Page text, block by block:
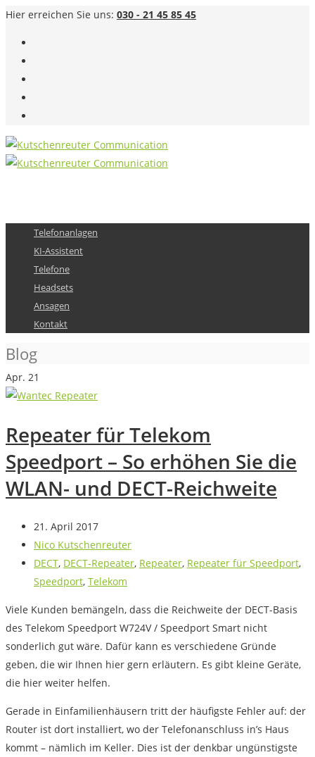
Hier erreichen Sie uns: 030 - 21 45 85 45
Telefonanlagen
KI-Assistent
Telefone
Headsets
Ansagen
Kontakt
Blog
Apr. 21
Repeater für Telekom
Speedport – So erhöhen Sie die
WLAN- und DECT-Reichweite
21. April 2017
Nico Kutschenreuter
DECT, DECT-Repeater, Repeater, Repeater für Speedport,
Speedport, Telekom
Viele Kunden bemängeln, dass die Reichweite der DECT-Basis
des Telekom Speedport W724V / Speedport Smart nicht
sonderlich gut wäre. Dafür kann es verschiedene Gründe
geben, die wir Ihnen hier gern erläutern. Es gibt kleine Geräte,
die hier weiter helfen.
Gerade in Einfamilienhäusern tritt der häufigste Fehler auf: der
Router ist dort installiert, wo der Telefonanschluss in’s Haus
kommt – nämlich im Keller. Dies ist der denkbar ungünstigste